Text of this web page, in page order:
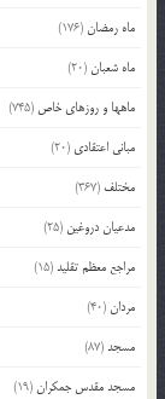
ماه رمضان(176)
ماه شعبان(20)
ماهها و روزهای خاص (745)
مبانی اعتقادی (20)
مختلف (367)
مدعیان دروغین (25)
مراجع معظم تقلید(15)
مردان(40)
مسجد(87)
مسجد مقدس جمکران(19)